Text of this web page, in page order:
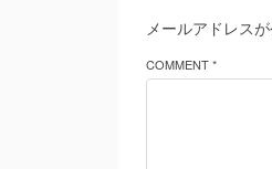
メールアドレス
COMMENT *